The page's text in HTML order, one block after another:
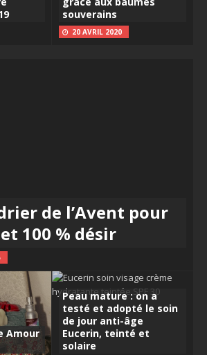
souverains
20 AVRIL 2020
de l’Avent pour
100 % désir
Amour
Peau mature : on a
testé et adopté le soin
de jour anti-âge
Eucerin, teinté et
solaire